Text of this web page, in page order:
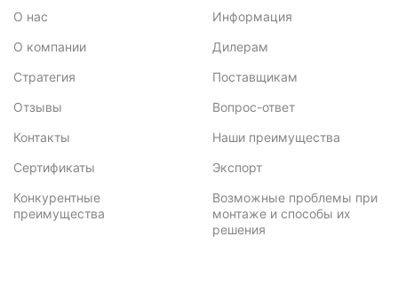
О нас
О компании
Стратегия
Отзывы
Контакты
Сертификаты
Конкурентные
преимущества
Информация
Дилерам
Поставщикам
Вопрос-ответ
Наши преимущества
Экспорт
Возможные проблемы при
монтаже и способы их
решения